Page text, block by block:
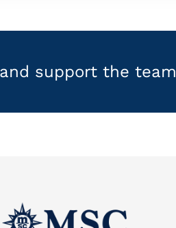
support the team